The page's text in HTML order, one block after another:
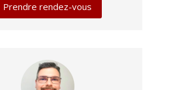
Prendre rendez-vous